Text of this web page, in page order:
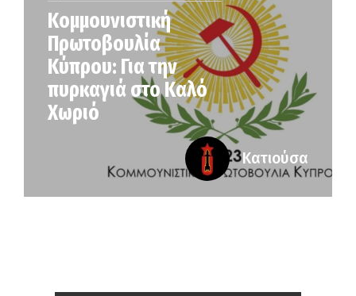
Κομμουνιστική
Πρωτοβουλία
Κύπρου: Για την
πυρκαγιά στο Καλό
Χωριό
Κατιούσα